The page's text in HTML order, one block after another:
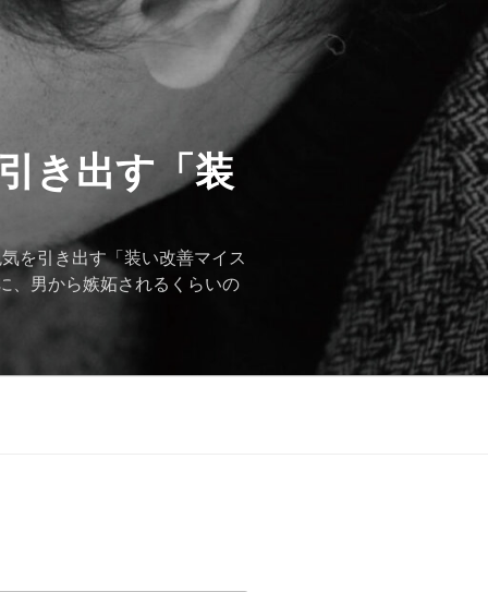
き出す「装
を引き出す「装い改善マイス
、男から嫉妬されるくらいの